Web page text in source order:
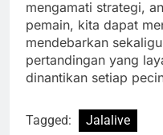
mengamati strategi,
pemain, kita dapat
mendebarkan
pertandingan yang
dinantikan setiap
Tagged: Jalalive